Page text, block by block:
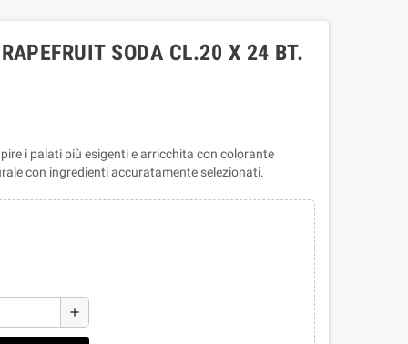
SODA CL.20 X 24 BT.
i palati più esigenti e arricchita con colorante
con ingredienti accuratamente selezionati.
add